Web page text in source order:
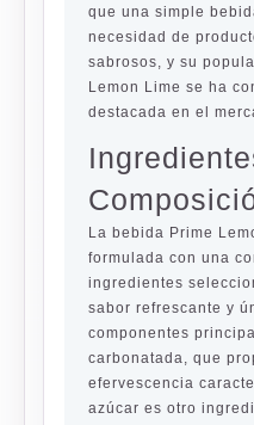
que una simple
necesidad de
sabrosos, y su
Lemon Lime se ha
destacada en el
La bebida Prime
formulada con una
ingredientes
sabor refrescante y
componentes
carbonatada, que
efervescencia
azúcar es otro